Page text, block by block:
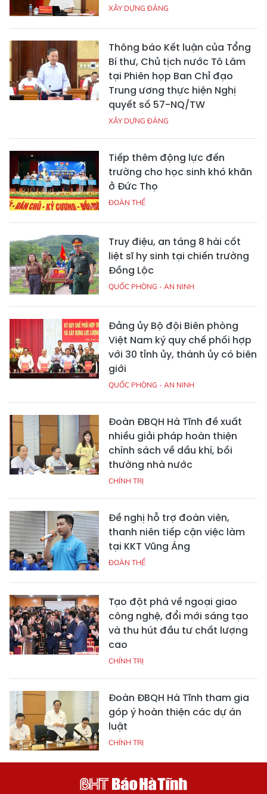
XÂY DỰNG ĐẢNG
Thông báo Kết luận của Tổng
Bí thư, Chủ tịch nước Tô Lâm
tại Phiên họp Ban Chỉ đạo
Trung ương thực hiện Nghị
quyết số 57-NQ/TW
XÂY DỰNG ĐẢNG
Tiếp thêm động lực đến
trường cho học sinh khó khăn
ở Đức Thọ
ĐOÀN THỂ
Truy điệu, an táng 8 hài cốt
liệt sĩ hy sinh tại chiến trường
Đồng Lộc
QUỐC PHÒNG - AN NINH
Đảng ủy Bộ đội Biên phòng
Việt Nam ký quy chế phối hợp
với 30 tỉnh ủy, thành ủy có biên
giới
QUỐC PHÒNG - AN NINH
Đoàn ĐBQH Hà Tĩnh đề xuất
nhiều giải pháp hoàn thiện
chính sách về dầu khí, bồi
thường nhà nước
CHÍNH TRỊ
Đề nghị hỗ trợ đoàn viên,
thanh niên tiếp cận việc làm
tại KKT Vũng Áng
ĐOÀN THỂ
Tạo đột phá về ngoại giao
công nghệ, đổi mới sáng tạo
và thu hút đầu tư chất lượng
cao
CHÍNH TRỊ
Đoàn ĐBQH Hà Tĩnh tham gia
góp ý hoàn thiện các dự án
luật
CHÍNH TRỊ